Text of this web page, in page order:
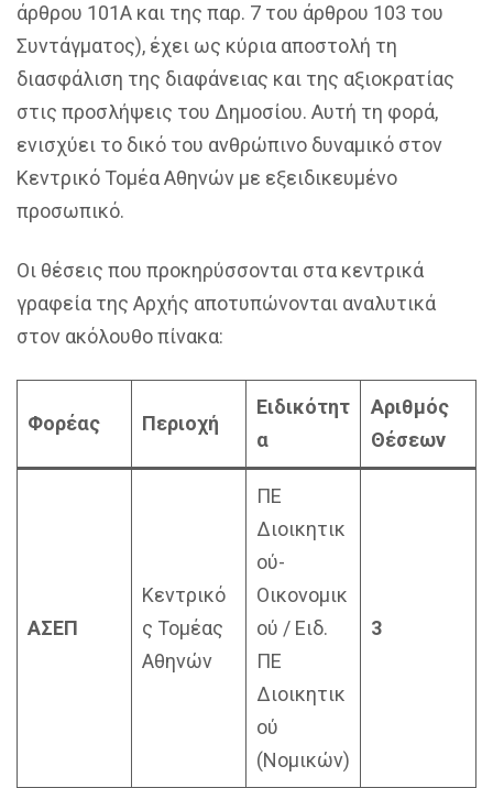
άρθρου 101Α και της παρ. 7 του άρθρου 103 του
Συντάγματος), έχει ως κύρια αποστολή τη
διασφάλιση της διαφάνειας και της αξιοκρατίας
στις προσλήψεις του Δημοσίου. Αυτή τη φορά,
ενισχύει το δικό του ανθρώπινο δυναμικό στον
Κεντρικό Τομέα Αθηνών με εξειδικευμένο
προσωπικό.
Οι θέσεις που προκηρύσσονται στα κεντρικά
γραφεία της Αρχής αποτυπώνονται αναλυτικά
στον ακόλουθο πίνακα:
Φορέας Περιοχή
Ειδικότητ
α
Αριθμός
Θέσεων
ΑΣΕΠ
Κεντρικό
ς Τομέας
Αθηνών
ΠΕ
Διοικητικ
ού-
Οικονομικ
ού / Ειδ.
ΠΕ
Διοικητικ
ού
(Νομικών)
3